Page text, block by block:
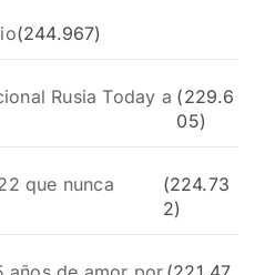
(244.967)
Rusia Today a (229.6
05)
que nunca
(224.73
2)